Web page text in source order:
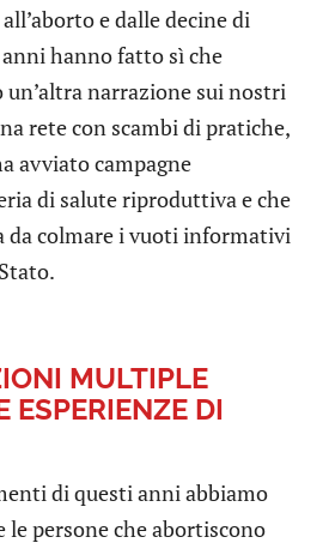
e dalle decine di
hanno fatto sì che
un’altra narrazione sui nostri
rete con scambi di pratiche,
avviato campagne
di salute riproduttiva e che
da colmare i vuoti informativi
MULTIPLE
ESPERIENZE DI
di questi anni abbiamo
le persone che abortiscono